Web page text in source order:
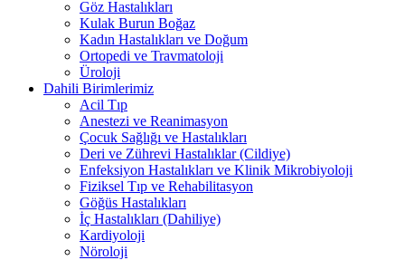
Göz Hastalıkları
Kulak Burun Boğaz
Kadın Hastalıkları ve Doğum
Ortopedi ve Travmatoloji
Üroloji
Dahili Birimlerimiz
Acil Tıp
Anestezi ve Reanimasyon
Çocuk Sağlığı ve Hastalıkları
Deri ve Zührevi Hastalıklar (Cildiye)
Enfeksiyon Hastalıkları ve Klinik Mikrobiyoloji
Fiziksel Tıp ve Rehabilitasyon
Göğüs Hastalıkları
İç Hastalıkları (Dahiliye)
Kardiyoloji
Nöroloji